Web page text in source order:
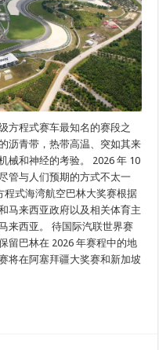
方程式赛车最知名的赛段之
沥青带，热带高温、突如其来
械和神经的考验。 2026 年 10
管与人们预期的方式不太一
程式海湾航空巴林大奖赛根据
马来西亚政府以及相关体育主
来西亚。 待国际汽联世界赛
留巴林在 2026 年赛程中的地
将在阿塞拜疆大奖赛和新加坡